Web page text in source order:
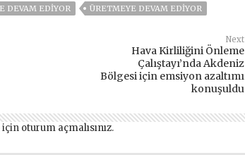
DEVAM EDIYOR
ÜRETMEYE DEVAM EDIYOR
Next
Hava Kirliliğini Önleme
Çalıştayı’nda Akdeniz
Bölgesi için emsiyon azaltımı
konuşuldu
için oturum açmalısınız.